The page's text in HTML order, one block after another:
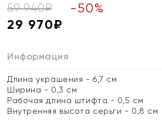
59 940₽ -50%
29 970₽
Информация
Длина украшения - 6,7 см
Ширина - 0,3 см
Рабочая длина штифта - 0,5 см
Внутренняя высота серьги - 0,8 см